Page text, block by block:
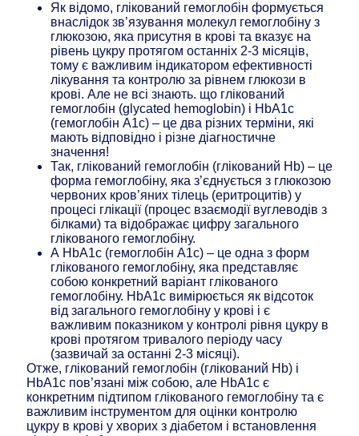
Як відомо, глікований гемоглобін формується
внаслідок зв’язування молекул гемоглобіну з
глюкозою, яка присутня в крові та вказує на
рівень цукру протягом останніх 2-3 місяців,
тому є важливим індикатором ефективності
лікування та контролю за рівнем глюкози в
крові. Але не всі знають. що глікований
гемоглобін (glycated hemoglobin) і HbA1c
(гемоглобін A1c) – це два різних терміни, які
мають відповідно і різне діагностичне
значення!
Так, глікований гемоглобін (глікований Hb) – це
форма гемоглобіну, яка з’єднується з глюкозою
червоних кров’яних тілець (еритроцитів) у
процесі глікації (процес взаємодії вуглеводів з
білками) та відображає цифру загального
глікованого гемоглобіну.
А HbA1c (гемоглобін A1c) – це одна з форм
глікованого гемоглобіну, яка представляє
собою конкретний варіант глікованого
гемоглобіну. HbA1c вимірюється як відсоток
від загального гемоглобіну у крові і є
важливим показником у контролі рівня цукру в
крові протягом тривалого періоду часу
(зазвичай за останні 2-3 місяці).
Отже, глікований гемоглобін (глікований Hb) і
HbA1c пов’язані між собою, але HbA1c є
конкретним підтипом глікованого гемоглобіну та є
важливим інструментом для оцінки контролю
цукру в крові у хворих з діабетом і встановлення